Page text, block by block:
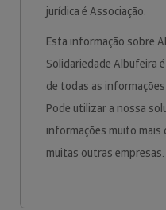
jurídica é Associação.
Esta informação sobre
Solidariedade Albufeira
de todas as
Pode utilizar a nossa
informações muito mais
muitas outras empresas.